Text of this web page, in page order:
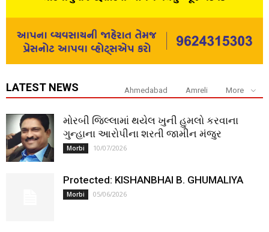
LATEST NEWS Ahmedabad Amreli More
મોરબી જિલ્લામાં થયેલ ખુની હુમલો કરવાના
ગુન્હાના આરોપીના શરતી જામીન મંજુર
Morbi 10/07/2026
Protected: KISHANBHAI B. GHUMALIYA
Morbi 05/06/2026